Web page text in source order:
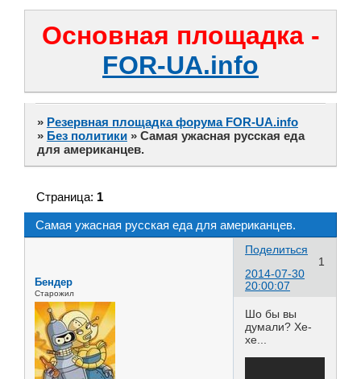
Основная площадка -
FOR-UA.info
» Резервная площадка форума FOR-UA.info
» Без политики » Самая ужасная русская еда
для американцев.
Самая ужасная русская еда для американцев.
Страница: 1
Поделиться
1
2014-07-30
20:00:07
Бендер
Старожил
Шо бы вы
думали? Хе-
хе...